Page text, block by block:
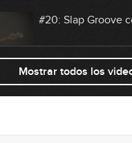
05:38
#20: Slap Groove
#21: Fingerstyle
Mostrar todos los